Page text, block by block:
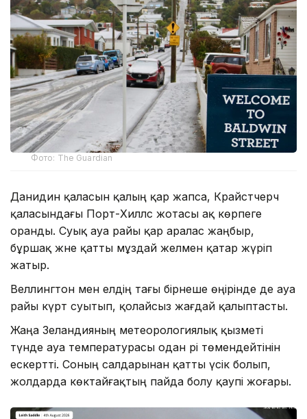
Фото: The Guardian
Данидин қаласын қалың қар жапса, Крайстчерч
қаласындағы Порт-Хиллс жотасы ақ көрпеге
оранды. Суық ауа райы қар аралас жаңбыр,
бұршақ және қатты мұздай желмен қатар жүріп
жатыр.
Веллингтон мен елдің тағы бірнеше өңірінде де ауа
райы күрт суытып, қолайсыз жағдай қалыптасты.
Жаңа Зеландияның метеорологиялық қызметі
түнде ауа температурасы одан әрі төмендейтінін
ескертті. Соның салдарынан қатты үсік болып,
жолдарда көктайғақтың пайда болу қаупі жоғары.